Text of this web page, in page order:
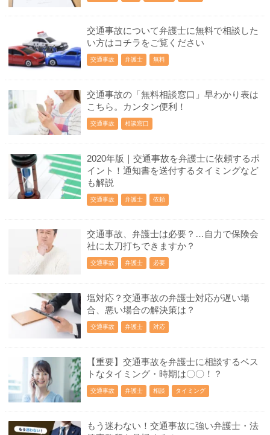
交通事故について弁護士に無料で相談した
い方はコチラをご覧ください
交通事故 弁護士 無料
交通事故の「無料相談窓口」早わかり表は
こちら。カンタン便利！
交通事故 相談窓口
2020年版｜交通事故を弁護士に依頼するポ
イント！通知書を送付するタイミングなど
も解説
交通事故 弁護士 依頼
交通事故、弁護士は必要？…自力で保険会
社に太刀打ちできますか？
交通事故 弁護士 必要
塩対応？交通事故の弁護士対応が遅い場
合、悪い場合の解決策は？
交通事故 弁護士 対応
【重要】交通事故を弁護士に相談するベス
トなタイミング・時期は〇〇！？
交通事故 弁護士 相談 タイミング
もう迷わない！交通事故に強い弁護士・法